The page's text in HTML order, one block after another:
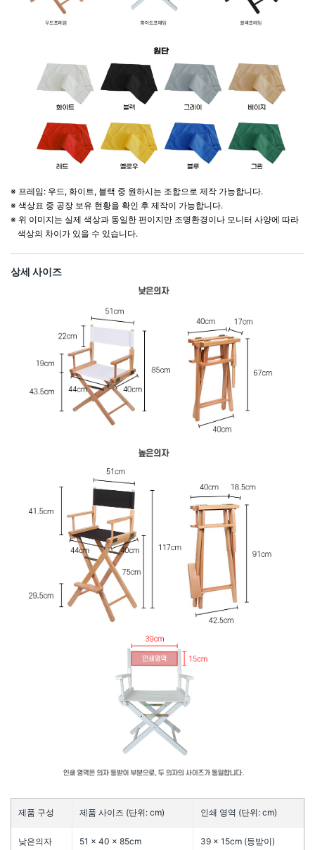
※ 프레임: 우드, 화이트, 블랙 중 원하시는 조합으로 제작 가능합니다.
※ 색상표 중 공장 보유 현황을 확인 후 제작이 가능합니다.
※ 위 이미지는 실제 색상과 동일한 편이지만 조명환경이나 모니터 사양에 따라
색상의 차이가 있을 수 있습니다.
상세 사이즈
제품 구성 제품 사이즈 (단위: cm) 인쇄 영역 (단위: cm)
낮은의자 51 × 40 × 85cm 39 × 15cm (등받이)